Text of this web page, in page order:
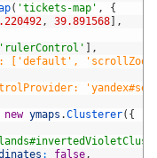
( 'tickets-map' ,
{
, 39.891568] ,
'rulerControl' ] ,
['default',
new ymaps .Clusterer( {
: false ,